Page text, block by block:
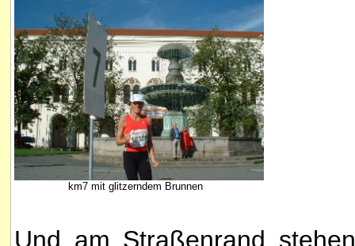
km7 mit glitzerndem Brunnen
Und am Straßenrand